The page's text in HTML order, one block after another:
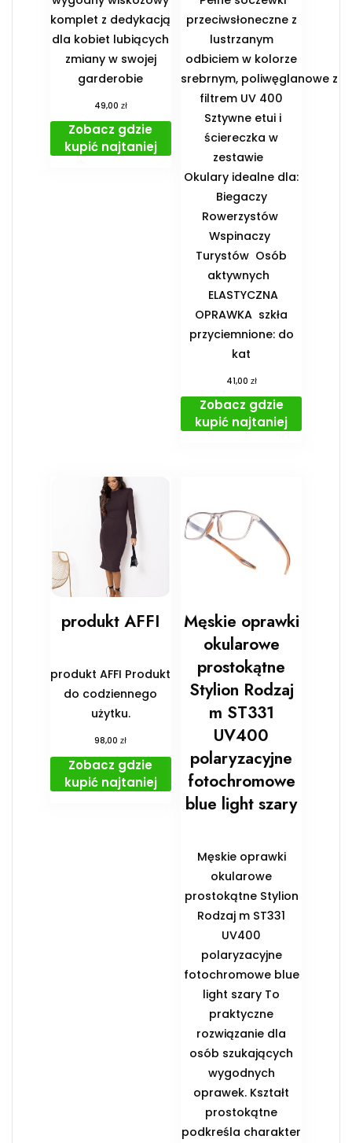
komplet z dedykacją
dla kobiet lubiących
zmiany w swojej
garderobie
49,00 zł
Zobacz gdzie
kupić najtaniej
przeciwsłoneczne z
lustrzanym
odbiciem w kolorze
srebrnym, poliwęglanowe z
filtrem UV 400
Sztywne etui i
ściereczka w
zestawie
️Okulary idealne dla:
️ Biegaczy ️
Rowerzystów ️
Wspinaczy ️
Turystów ️ Osób
aktywnych
️ ELASTYCZNA
OPRAWKA ️ szkła
przyciemnione: do
kat
41,00 zł
Zobacz gdzie
kupić najtaniej
produkt AFFI
produkt AFFI Produkt
do codziennego
użytku.
98,00zł
Zobacz gdzie
kupić najtaniej
Męskie oprawki
okularowe
prostokątne
Stylion Rodzaj
m ST331
UV400
polaryzacyjne
fotochromowe
blue light szary
Męskie oprawki
okularowe
prostokątne Stylion
Rodzaj m ST331
UV400
polaryzacyjne
fotochromowe blue
light szary To
praktyczne
rozwiązanie dla
osób szukających
wygodnych
oprawek. Kształt
prostokątne
podkreśla charakter